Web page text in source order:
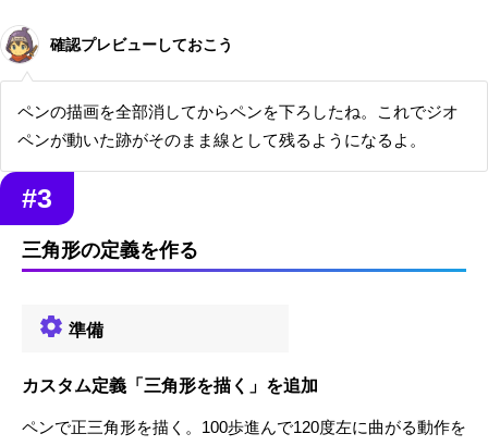
確認プレビューしておこう
ペンの描画を全部消してからペンを下ろしたね。これでジオ
ペンが動いた跡がそのまま線として残るようになるよ。
#3
三角形の定義を作る
準備
カスタム定義「三角形を描く」を追加
ペンで正三角形を描く。100歩進んで120度左に曲がる動作を